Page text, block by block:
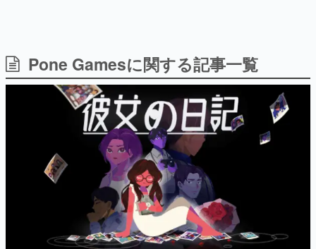
日本のコンテンツ産業やカルチャーに与えた影響を探る企
画です。
日本モバイルゲーム産業史
日本のモバイルゲーム史における主要なトピック・タイト
ルを網羅するほか、開発者へのインタビューや識者による
解説を掲載。約20年の歴史が一望できる決定版！
若ゲのいたり〜ゲームクリエイターの青春〜
『うつヌケ』『ペンと箸』等で知られるマンガ家・田中圭
一先生によるゲーム業界レポートマンガです。
なんでゲームは面白い？
ゲーム開発者・hamatsu氏がゲームの魅力を画面や操作の
具体的な形から解き明かしていく、硬派で骨太な評論連載
です。
Pone Gamesに関する記事一覧